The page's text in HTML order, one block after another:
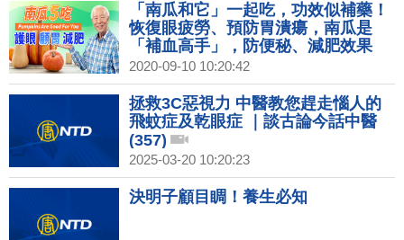
「南瓜和它」一起吃，功效似補藥！
恢復眼疲勞、預防胃潰瘍，南瓜是
「補血高手」，防便秘、減肥效果
好。 「這部位」別丟，預防攝護腺肥
大、改善頻尿！南瓜不能和1種肉一
起吃｜胡乃文開講Dr.HU_48
2020-09-10 10:20:42
拯救3C惡視力 中醫教您趕走惱人的
飛蚊症及乾眼症 ｜談古論今話中醫
(357)
2025-03-20 10:20:23
決明子顧目睭！養生必知